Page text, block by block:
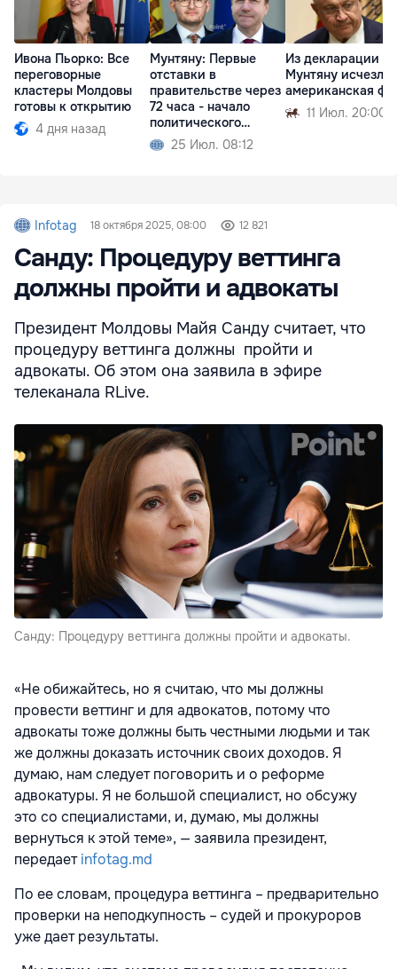
Ивона Пьорко: Все
переговорные
кластеры Молдовы
готовы к открытию
4 дня назад
Мунтяну: Первые
отставки в
правительстве через
72 часа - начало
политического
кризиса
25 Июл. 08:12
Из декларации
Мунтяну исчезла
американская
11 Июл. 20:00
Infotag 18 октября 2025, 08:00 12 821
Санду: Процедуру веттинга
должны пройти и адвокаты
Президент Молдовы Майя Санду считает, что
процедуру веттинга должны пройти и
адвокаты. Об этом она заявила в эфире
телеканала RLive.
Санду: Процедуру веттинга должны пройти и адвокаты.
«Не обижайтесь, но я считаю, что мы должны
провести веттинг и для адвокатов, потому что
адвокаты тоже должны быть честными людьми и так
же должны доказать источник своих доходов. Я
думаю, нам следует поговорить и о реформе
адвокатуры. Я не большой специалист, но обсужу
это со специалистами, и, думаю, мы должны
вернуться к этой теме», — заявила президент,
передаетinfotag.md
По ее словам, процедура веттинга – предварительно
проверки на неподкупность – судей и прокуроров
уже дает результаты.